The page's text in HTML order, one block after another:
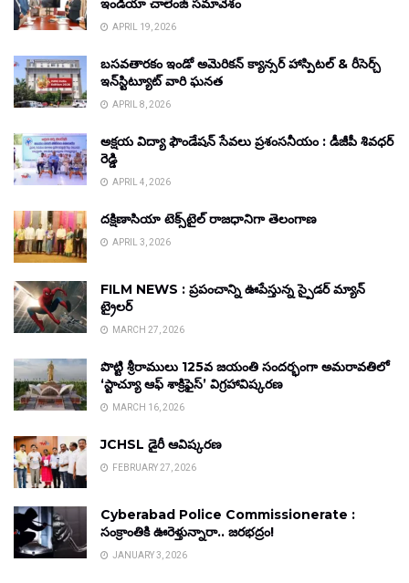
ఇండియా చాలెంజ్ సమావేశం
APRIL 19, 2026
బసవతారకం ఇండో అమెరికన్ క్యాన్సర్ హాస్పిటల్ & రీసెర్చ్
ఇన్‌స్టిట్యూట్ వారి ఘనత
APRIL 8, 2026
అక్షయ విద్యా ఫౌండేషన్ సేవలు ప్రశంసనీయం : డీజీపీ శివధర్
రెడ్డి
APRIL 4, 2026
దక్షిణాసియా టెక్స్‌టైల్ రాజధానిగా తెలంగాణ
APRIL 3, 2026
FILM NEWS : ప్రపంచాన్ని ఊపేస్తున్న స్పైడర్ మ్యాన్
ట్రైలర్
MARCH 27, 2026
పొట్టి శ్రీరాములు 125వ జయంతి సందర్భంగా అమరావతిలో
‘స్టాచ్యూ ఆఫ్ శాక్రిఫైస్’ విగ్రహావిష్కరణ
MARCH 16, 2026
JCHSL డైరీ ఆవిష్కరణ
FEBRUARY 27, 2026
Cyberabad Police Commissionerate :
సంక్రాంతికి ఊరెళ్తున్నారా.. జరభద్రం!
JANUARY 3, 2026